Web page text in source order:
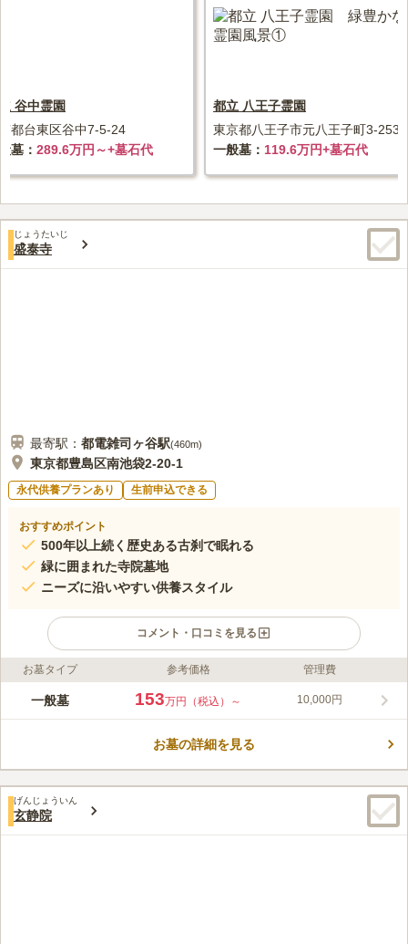
谷中霊園
都台東区谷中7-5-24
墓
289.6万円～+墓石代
都立 八王子霊園
東京都八王子市元八王子町3-2536
一般墓
119.6万円+墓石代
じょうたいじ
盛泰寺
最寄駅： 都電雑司ヶ谷駅(460m)
東京都豊島区南池袋2-20-1
永代供養プランあり 生前申込できる
おすすめポイント
500年以上続く歴史ある古刹で眠れる
緑に囲まれた寺院墓地
ニーズに沿いやすい供養スタイル
コメント・口コミを見る
ライフドット編集部のコメント
洗練されたブロック造りの外観は、都心にぴったりな雰囲気で
す。 多くの木々が墓苑を囲み、落ち着いた雰囲気でお参りでき
口コミ評価
みんなの評価
霊園に生け花を販売しているので、そこで購入する。食事は池袋
お墓タイプ 参考価格 管理費
一般墓 153万円（税込）～ 10,000円
お墓の詳細を見る
げんじょういん
玄静院